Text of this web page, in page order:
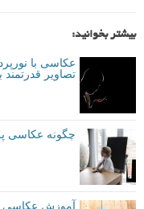
بیشتر بخوانید:
عکاسی با
تصاویر
چگونه عکاسی
آموزش عکاسی و